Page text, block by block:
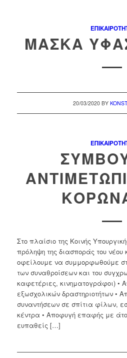
ΜΆΣΚΑ
20/03/2020 BY
Στο πλαίσιο της Κοινής
πρόληψη της διασποράς του νέου
οφείλουμε να συμμορφωθούμε
των συναθροίσεων και του
καφετέριες, κινηματογράφοι) •
εξωσχολικών δραστηριοτήτων •
συναντήσεων σε σπίτια φίλων,
κέντρα • Αποφυγή επαφής με
ευπαθείς […]